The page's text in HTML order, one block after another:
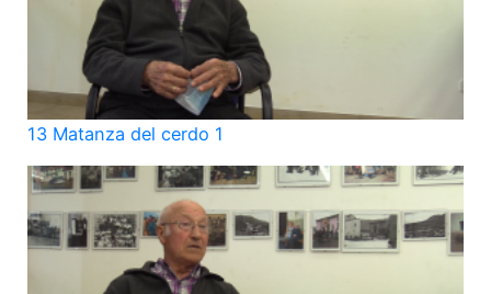
13 Matanza del cerdo 1